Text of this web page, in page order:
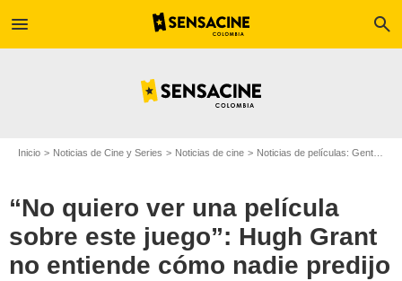
menu search
Inicio Noticias de Cine y Series Noticias de cine Noticias de películas: Gente
“No quiero ver una película
sobre este juego”: Hugh Grant
no entiende cómo nadie predijo